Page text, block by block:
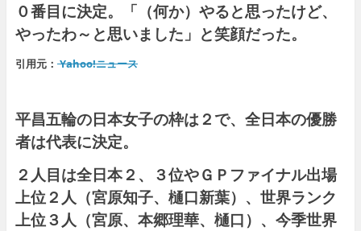
０番目に決定。「（何か）やると思ったけど、
やったわ～と思いました」と笑顔だった。
引用元： Yahoo!ニュース
平昌五輪の日本女子の枠は２で、全日本の優勝
者は代表に決定。
２人目は全日本２、３位やＧＰファイナル出場
上位２人（宮原知子、樋口新葉）、世界ランク
上位３人（宮原、本郷理華、樋口）、今季世界